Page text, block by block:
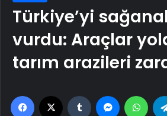
Türkiye’yi
vurdu: Araçlar
tarım arazileri
Facebook Tumblr Messenger